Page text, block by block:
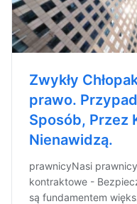
Zwykły
prawo.
Sposób, Przez
Nienawidzą.
prawnicyNasi
kontraktowe -
są fundamentem